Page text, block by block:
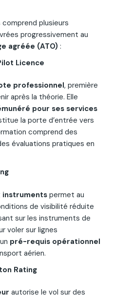
plusieurs
progressivement au
agréée (ATO) :
Licence
professionnel, première
après la théorie. Elle
pour ses services
la porte d’entrée vers
comprend des
évaluations pratiques en
instruments permet au
de visibilité réduite
sur les instruments de
voler sur lignes
pré-requis opérationnel
aérien.
Rating
autorise le vol sur des